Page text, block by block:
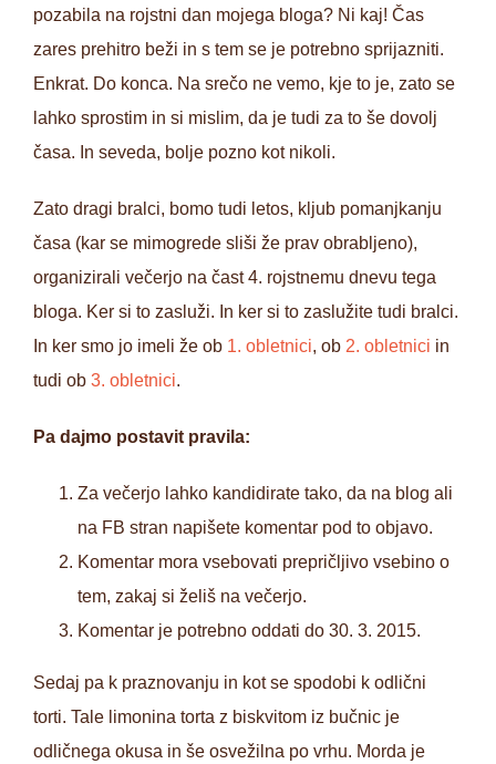
pozabila na rojstni dan mojega bloga? Ni kaj! Čas
zares prehitro beži in s tem se je potrebno sprijazniti.
Enkrat. Do konca. Na srečo ne vemo, kje to je, zato se
lahko sprostim in si mislim, da je tudi za to še dovolj
časa. In seveda, bolje pozno kot nikoli.
Zato dragi bralci, bomo tudi letos, kljub pomanjkanju
časa (kar se mimogrede sliši že prav obrabljeno),
organizirali večerjo na čast 4. rojstnemu dnevu tega
bloga. Ker si to zasluži. In ker si to zaslužite tudi bralci.
In ker smo jo imeli že ob 1. obletnici, ob 2. obletnici in
tudi ob 3. obletnici.
Pa dajmo postavit pravila:
Za večerjo lahko kandidirate tako, da na blog ali
na FB stran napišete komentar pod to objavo.
Komentar mora vsebovati prepričljivo vsebino o
tem, zakaj si želiš na večerjo.
Komentar je potrebno oddati do 30. 3. 2015.
Sedaj pa k praznovanju in kot se spodobi k odlični
torti. Tale limonina torta z biskvitom iz bučnic je
odličnega okusa in še osvežilna po vrhu. Morda je